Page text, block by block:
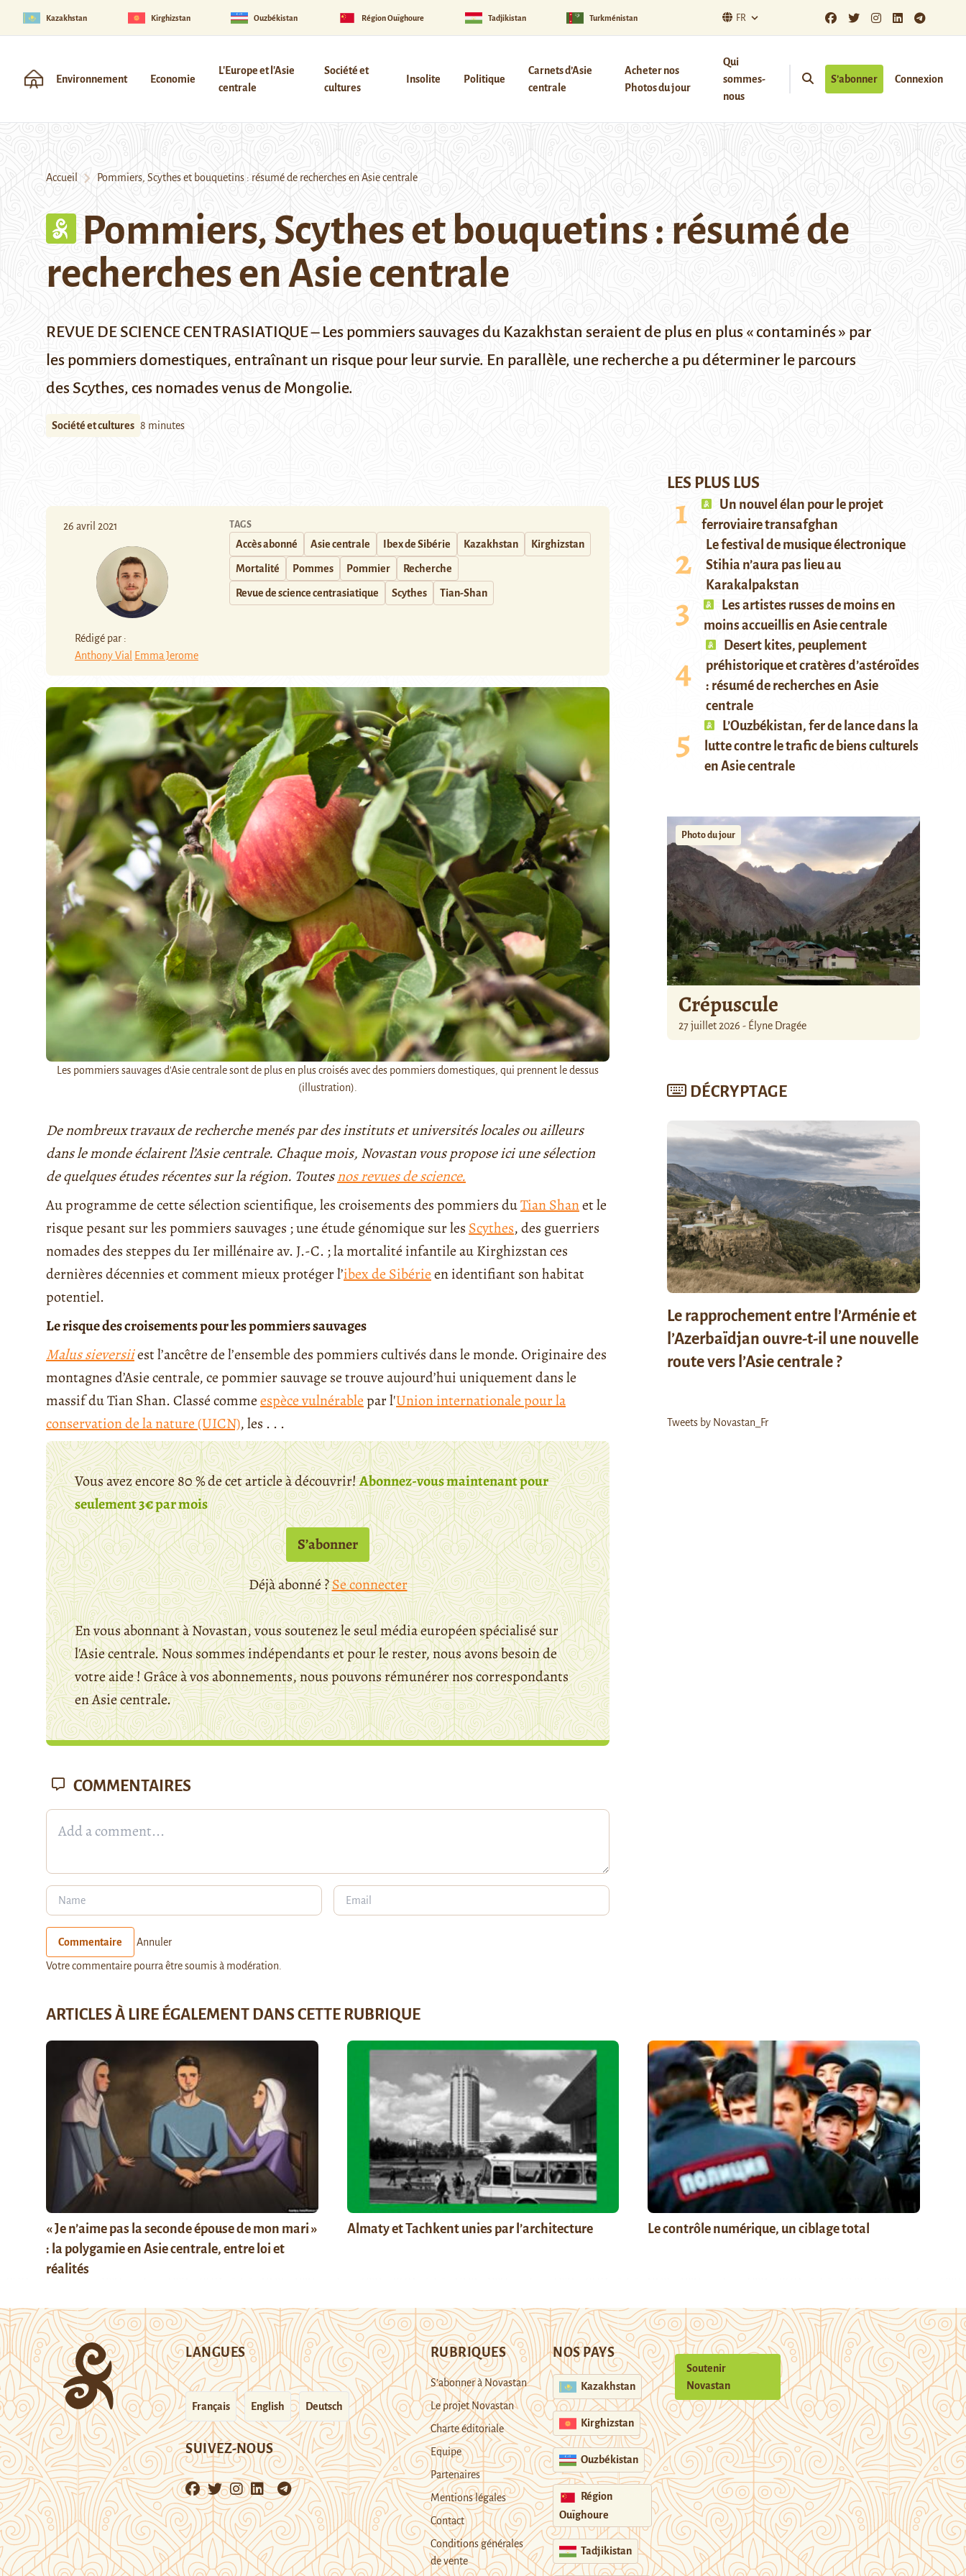
Kazakhstan Kirghizstan Ouzbékistan Région Ouïghoure Tadjikistan Turkménistan FR
Environnement Economie
L'Europe et l'Asie
centrale
Société et
cultures
Insolite Politique
Carnets d’Asie
centrale
Acheter nos
Photos du jour
Qui
sommes-
nous
S’abonner Connexion
Accueil Pommiers, Scythes et bouquetins : résumé de recherches en Asie centrale
Pommiers, Scythes et bouquetins : résumé de
recherches en Asie centrale
REVUE DE SCIENCE CENTRASIATIQUE – Les pommiers sauvages du Kazakhstan seraient de plus en plus « contaminés » par
les pommiers domestiques, entraînant un risque pour leur survie. En parallèle, une recherche a pu déterminer le parcours
des Scythes, ces nomades venus de Mongolie.
Société et cultures 8 minutes
26 avril 2021
Rédigé par :
Anthony Vial
Emma Jerome
TAGS
Accès abonné Asie centrale Ibex de Sibérie Kazakhstan Kirghizstan
Mortalité Pommes Pommier Recherche
Revue de science centrasiatique Scythes Tian-Shan
Les pommiers sauvages d'Asie centrale sont de plus en plus croisés avec des pommiers domestiques, qui prennent le dessus
(illustration).
De nombreux travaux de recherche menés par des instituts et universités locales ou ailleurs
dans le monde éclairent l’Asie centrale. Chaque mois, Novastan vous propose ici une sélection
de quelques études récentes sur la région. Toutesnos revues de science.
Au programme de cette sélection scientifique, les croisements des pommiers duTian Shanet le
risque pesant sur les pommiers sauvages ; une étude génomique sur les Scythes, des guerriers
nomades des steppes du Ier millénaire av. J.-C. ; la mortalité infantile au Kirghizstan ces
dernières décennies et comment mieux protéger l’ibex de Sibérieen identifiant son habitat
potentiel.
Le risque des croisements pour les pommiers sauvages
Malus sieversiiest l’ancêtre de l’ensemble des pommiers cultivés dans le monde. Originaire des
montagnes d’Asie centrale, ce pommier sauvage se trouve aujourd’hui uniquement dans le
massif du Tian Shan. Classé commeespèce vulnérablepar l'Union internationale pour la
conservation de la nature (UICN), les . . .
Vous avez encore 80 % de cet article à découvrir!Abonnez-vous maintenant pour
seulement 3€ par mois
S’abonner
Déjà abonné ?Se connecter
En vous abonnant à Novastan, vous soutenez le seul média européen spécialisé sur
l'Asie centrale. Nous sommes indépendants et pour le rester, nous avons besoin de
votre aide ! Grâce à vos abonnements, nous pouvons rémunérer nos correspondants
en Asie centrale.
LES PLUS LUS
Un nouvel élan pour le projet
ferroviaire transafghan
Le festival de musique électronique
Stihia n’aura pas lieu au
Karakalpakstan
Les artistes russes de moins en
moins accueillis en Asie centrale
Desert kites, peuplement
préhistorique et cratères d’astéroïdes
: résumé de recherches en Asie
centrale
L’Ouzbékistan, fer de lance dans la
lutte contre le trafic de biens culturels
en Asie centrale
Photo du jour
Crépuscule
27 juillet 2026 - Élyne Dragée
DÉCRYPTAGE
Le rapprochement entre l’Arménie et
l’Azerbaïdjan ouvre-t-il une nouvelle
route vers l’Asie centrale ?
Tweets by Novastan_Fr
COMMENTAIRES
Commentaire Annuler
Votre commentaire pourra être soumis à modération.
ARTICLES À LIRE ÉGALEMENT DANS CETTE RUBRIQUE
« Je n’aime pas la seconde épouse de mon mari »
: la polygamie en Asie centrale, entre loi et
réalités
Almaty et Tachkent unies par l’architecture Le contrôle numérique, un ciblage total
LANGUES
Français English Deutsch
SUIVEZ-NOUS
RUBRIQUES
S’abonner à Novastan
Le projet Novastan
Charte éditoriale
Equipe
Partenaires
Mentions légales
Contact
Conditions générales
de vente
NOS PAYS
Kazakhstan
Kirghizstan
Ouzbékistan
Région
Ouïghoure
Tadjikistan
Soutenir
Novastan